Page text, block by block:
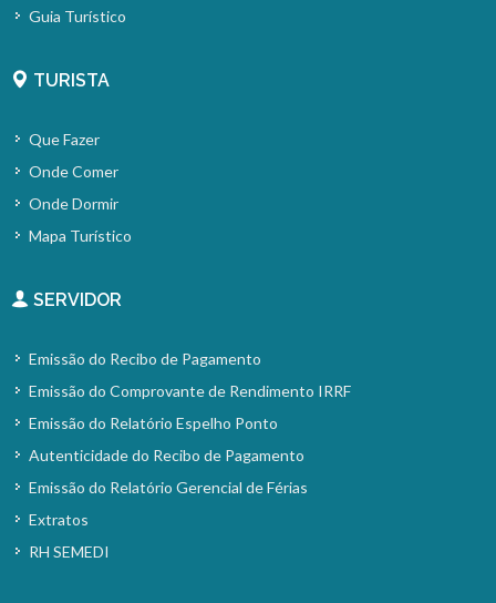
Guia Turístico
TURISTA
Que Fazer
Onde Comer
Onde Dormir
Mapa Turístico
SERVIDOR
Emissão do Recibo de Pagamento
Emissão do Comprovante de Rendimento IRRF
Emissão do Relatório Espelho Ponto
Autenticidade do Recibo de Pagamento
Emissão do Relatório Gerencial de Férias
Extratos
RH SEMEDI